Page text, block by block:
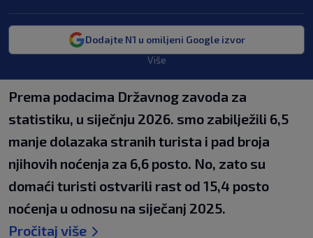
Dodajte N1 u omiljeni Google izvor
Više
Prema podacima Državnog zavoda za
statistiku, u siječnju 2026. smo zabilježili 6,5
manje dolazaka stranih turista i pad broja
njihovih noćenja za 6,6 posto. No, zato su
domaći turisti ostvarili rast od 15,4 posto
noćenja u odnosu na siječanj 2025.
Pročitaj više